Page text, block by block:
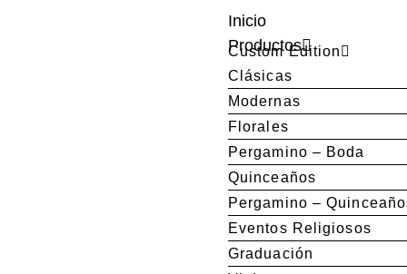
Inicio
Productos
Custom Edition
Clásicas
Modernas
Florales
Pergamino – Boda
Quinceaños
Pergamino –
Eventos Religiosos
Graduación